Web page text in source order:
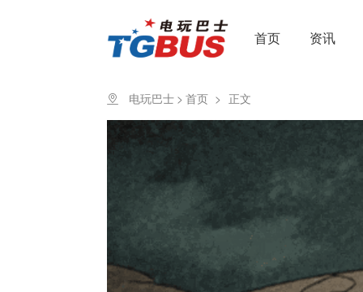
首页 资讯
电玩巴士 > 首页 > 正文